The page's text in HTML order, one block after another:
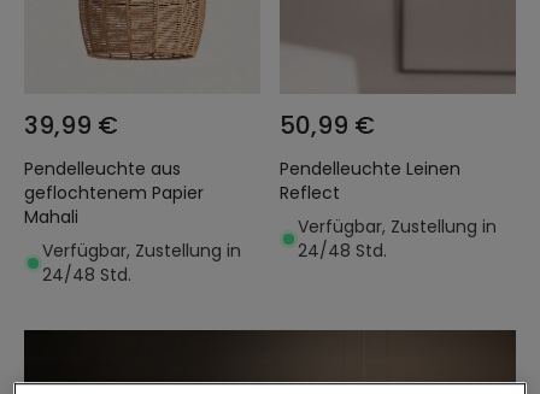
39,99 €
Pendelleuchte aus
geflochtenem Papier
Mahali
Verfügbar, Zustellung in
24/48 Std.
50,99 €
Pendelleuchte Leinen
Reflect
Verfügbar, Zustellung in
24/48 Std.